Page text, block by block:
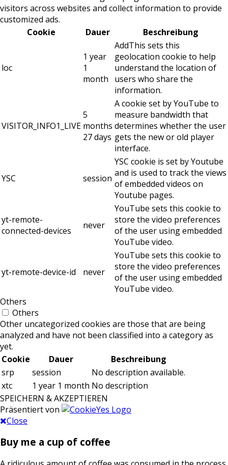
visitors across websites and collect information to provide
customized ads.
Cookie
Dauer Beschreibung
loc
1 year
1
month
AddThis sets this
geolocation cookie to help
understand the location of
users who share the
information.
VISITOR_INFO1_LIVE
5
months
27 days
A cookie set by YouTube to
measure bandwidth that
determines whether the user
gets the new or old player
interface.
YSC session
YSC cookie is set by Youtube
and is used to track the views
of embedded videos on
Youtube pages.
yt-remote-
connected-devices
never
YouTube sets this cookie to
store the video preferences
of the user using embedded
YouTube video.
yt-remote-device-id never
YouTube sets this cookie to
store the video preferences
of the user using embedded
YouTube video.
Others
Others
Other uncategorized cookies are those that are being
analyzed and have not been classified into a category as
yet.
Cookie
Dauer
Beschreibung
srp
session
No description available.
xtc
1 year 1 month No description
SPEICHERN & AKZEPTIEREN
Präsentiert von
Close
Buy me a cup of coffee